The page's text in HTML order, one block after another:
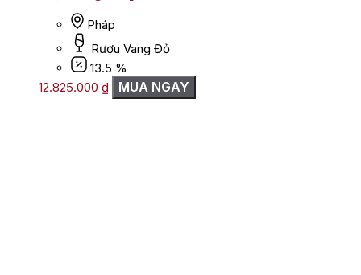
Pháp
Rượu Vang Đỏ
13.5 %
12.825.000 ₫ MUA NGAY